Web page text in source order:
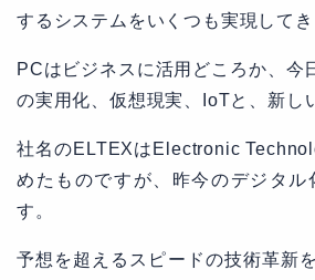
するシステムをいくつも実現してき
PCはビジネスに活用どころか、今
の実用化、仮想現実、IoTと、新し
社名のELTEXはElectronic
めたものですが、昨今のデジタ
す。
予想を超えるスピードの技術革新